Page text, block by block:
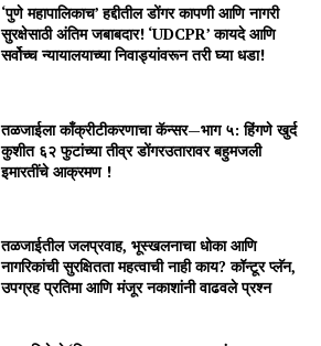
‘पुणे महापालिकाच’ हद्दीतील डोंगर कापणी आणि नागरी
सुरक्षेसाठी अंतिम जबाबदार! ‘UDCPR’ कायदे आणि
सर्वोच्च न्यायालयाच्या निवाड्यांवरून तरी घ्या धडा!
तळजाईला काँक्रीटीकरणाचा कॅन्सर—भाग ५: हिंगणे खुर्द
कुशीत ६२ फुटांच्या तीव्र डोंगरउतारावर बहुमजली
इमारतींचे आक्रमण !
तळजाईतील जलप्रवाह, भूस्खलनाचा धोका आणि
नागरिकांची सुरक्षितता महत्वाची नाही काय? कॉन्टूर प्लॅन,
उपग्रह प्रतिमा आणि मंजूर नकाशांनी वाढवले प्रश्न